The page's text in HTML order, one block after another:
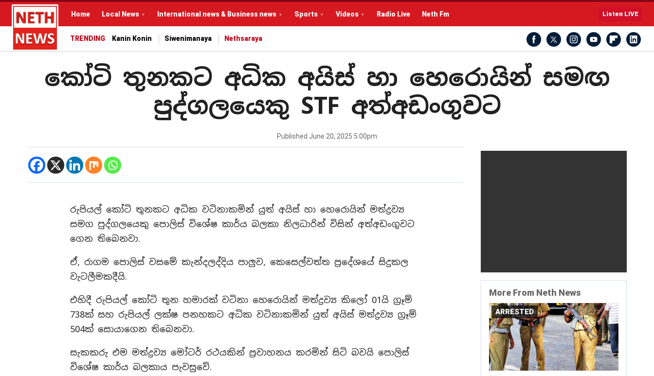
Home Local News International news & Business news Sports Videos Radio Live Neth Fm Listen LIVE
TRENDING Kanin Konin Siwenimanaya Nethsaraya
කෝටි තුනකට අධික අයිස් හා හෙරොයින් සමඟ
පුද්ගලයෙකු STF අත්අඩංගුවට
Published June 20, 2025 5:00pm
රුපියල් කෝටි තුනකට අධික වටිනාකමින් යුත් අයිස් හා හෙරොයින් මත්ද්‍රව්‍ය
සමග පුද්ගලයෙකු පොලිස් විශේෂ කාර්ය බලකා නිලධාරින් විසින් අත්අඩංගුවට
ගෙන තිබෙනවා.
ඒ, රාගම පොලිස් වසමේ කැන්දලද්දිය පාලු‍ව, කෙසෙල්වත්ත ප්‍රදේශයේ සිදුකල
වැටලීමකදීයි.
එහිදී රුපියල් කෝටි තුන හමාරක් වටිනා හෙරොයින් මත්ද්‍රව්‍ය කිලෝ 01යි ග්‍රෑම්
738ක් සහ රුපියල් ලක්ෂ පනහකට අධික වටිනාකමින් යුත් අයිස් මත්ද්‍රව්‍ය ග්‍රෑම්
504ක් සොයාගෙන තිබෙනවා.
සැකකරු එම මත්ද්‍රව්‍ය මෝටර් රථයකින් ප්‍රවාහනය කරමින් සිටි බවයි පොලිස්
විශේෂ කාර්ය බලකාය පැවසුවේ.
More From Neth News
ARRESTED